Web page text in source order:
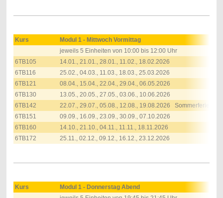
Kurs
Modul 1 - Mittwoch Vormittag
jeweils 5 Einheiten von 10:00 bis 12:00 Uhr
6TB105
14.01., 21.01., 28.01., 11.02., 18.02.2026
6TB116
25.02., 04.03., 11.03., 18.03., 25.03.2026
6TB121
08.04., 15.04., 22.04., 29.04., 06.05.2026
6TB130
13.05., 20.05., 27.05., 03.06., 10.06.2026
6TB142
22.07., 29.07., 05.08., 12.08., 19.08.2026 Sommerferien
6TB151
09.09., 16.09., 23.09., 30.09., 07.10.2026
6TB160
14.10., 21.10., 04.11., 11.11., 18.11.2026
6TB172
25.11., 02.12., 09.12., 16.12., 23.12.2026
Kurs
Modul 1 - Donnerstag Abend